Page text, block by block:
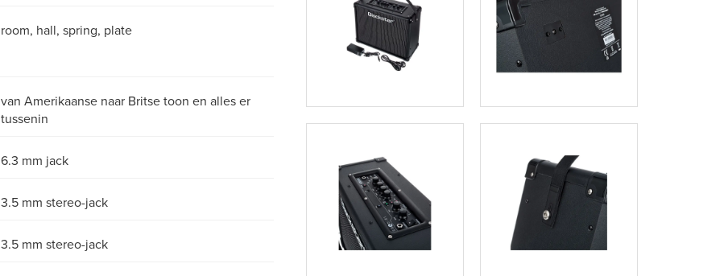
room, hall, spring, plate
van Amerikaanse naar Britse toon en alles er
tussenin
6.3 mm jack
3.5 mm stereo-jack
3.5 mm stereo-jack